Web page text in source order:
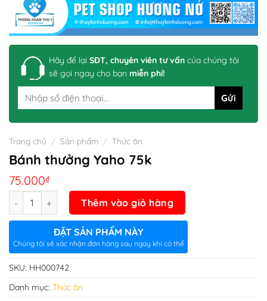
Hãy để lại SĐT, chuyên viên tư vấn của chúng tôi
sẽ gọi ngay cho bạn miễn phí!
Trang chủ / Sản phẩm / Thức ăn
Bánh thưởng Yaho 75k
75.000₫
Thêm vào giỏ hàng
ĐẶT SẢN PHẨM NÀY
Chúng tôi sẽ xác nhận đơn hàng sau ngay khi có thể
SKU: HH000742
Danh mục: Thức ăn